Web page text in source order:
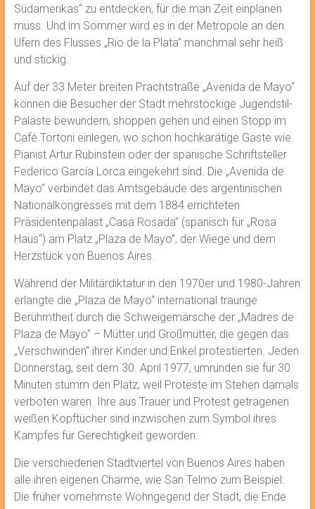
Südamerikas“ zu entdecken, für die man Zeit einplanen
muss. Und im Sommer wird es in der Metropole an den
Ufern des Flusses „Rio de la Plata“ manchmal sehr heiß
und stickig.
Auf der 33 Meter breiten Prachtstraße „Avenida de Mayo“
können die Besucher der Stadt mehrstöckige Jugendstil-
Paläste bewundern, shoppen gehen und einen Stopp im
Café Tortoni einlegen, wo schon hochkarätige Gäste wie
Pianist Artur Rubinstein oder der spanische Schriftsteller
Federico García Lorca eingekehrt sind. Die „Avenida de
Mayo“ verbindet das Amtsgebäude des argentinischen
Nationalkongresses mit dem 1884 errichteten
Präsidentenpalast „Casa Rosada“ (spanisch für „Rosa
Haus“) am Platz „Plaza de Mayo“, der Wiege und dem
Herzstück von Buenos Aires.
Während der Militärdiktatur in den 1970er und 1980-Jahren
erlangte die „Plaza de Mayo“ international traurige
Berühmtheit durch die Schweigemärsche der „Madres de
Plaza de Mayo“ – Mütter und Großmütter, die gegen das
„Verschwinden“ ihrer Kinder und Enkel protestierten. Jeden
Donnerstag, seit dem 30. April 1977, umrunden sie für 30
Minuten stumm den Platz, weil Proteste im Stehen damals
verboten waren. Ihre aus Trauer und Protest getragenen
weißen Kopftücher sind inzwischen zum Symbol ihres
Kampfes für Gerechtigkeit geworden.
Die verschiedenen Stadtviertel von Buenos Aires haben
alle ihren eigenen Charme, wie San Telmo zum Beispiel:
Die früher vornehmste Wohngegend der Stadt, die Ende